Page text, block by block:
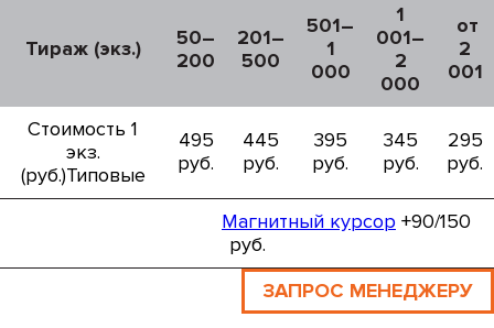
Тираж (экз.)
50–
200
201–
500
501–
1
000
1
001–
2
000
от
2
001
Стоимость 1
экз.
(руб.)Типовые
495
руб.
445
руб.
395
руб.
345
руб.
295
руб.
Магнитный курсор +90/150
руб.
ЗАПРОС МЕНЕДЖЕРУ